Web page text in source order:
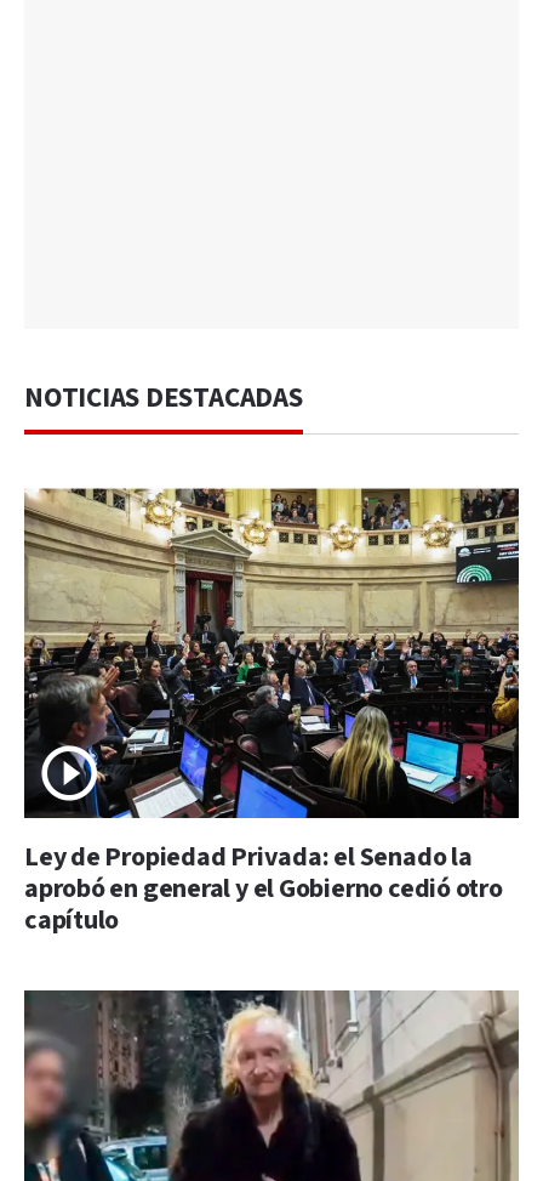
NOTICIAS DESTACADAS
Ley de Propiedad Privada: el Senado la
aprobó en general y el Gobierno cedió otro
capítulo